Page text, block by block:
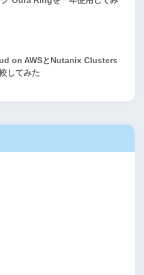
on AWSとNutanix Clusters
してみた